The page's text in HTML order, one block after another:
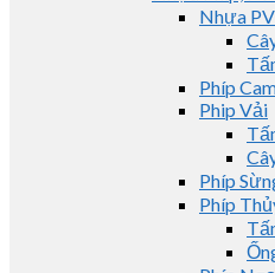
Nhựa
Phíp
Phip Vải
Phíp
Phíp